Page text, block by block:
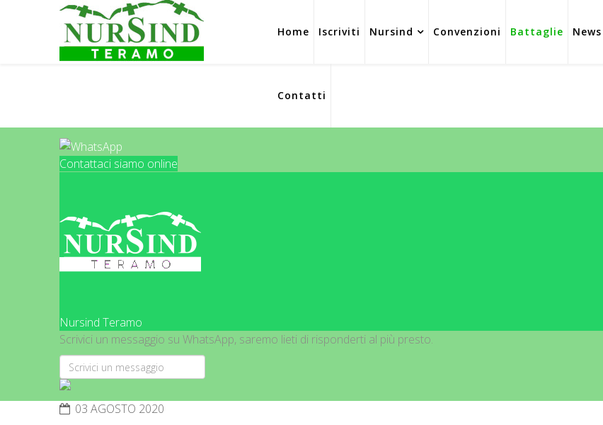
Home Iscriviti Nursind Convenzioni Battaglie News
Contatti
Contattaci siamo online
Nursind Teramo
Scrivici un messaggio su WhatsApp, saremo lieti di risponderti al più presto.
03 AGOSTO 2020